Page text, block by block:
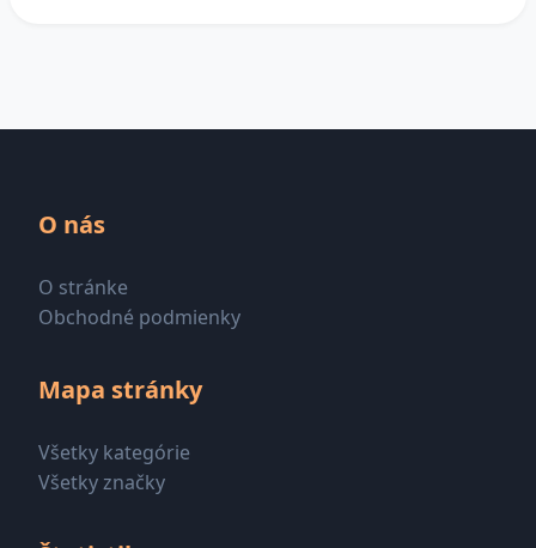
O nás
O stránke
Obchodné podmienky
Mapa stránky
Všetky kategórie
Všetky značky